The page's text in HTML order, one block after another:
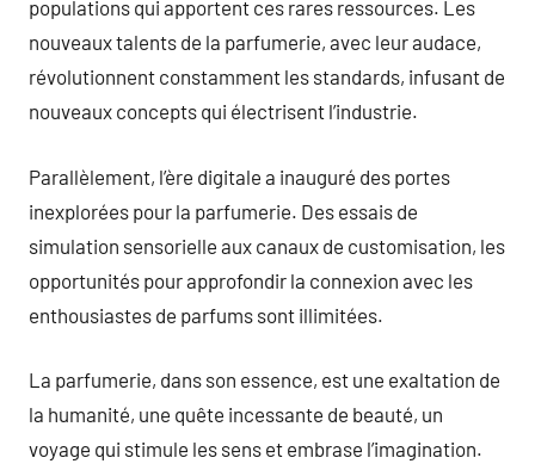
populations qui apportent ces rares ressources. Les
nouveaux talents de la parfumerie, avec leur audace,
révolutionnent constamment les standards, infusant de
nouveaux concepts qui électrisent l’industrie.
Parallèlement, l’ère digitale a inauguré des portes
inexplorées pour la parfumerie. Des essais de
simulation sensorielle aux canaux de customisation, les
opportunités pour approfondir la connexion avec les
enthousiastes de parfums sont illimitées.
La parfumerie, dans son essence, est une exaltation de
la humanité, une quête incessante de beauté, un
voyage qui stimule les sens et embrase l’imagination.